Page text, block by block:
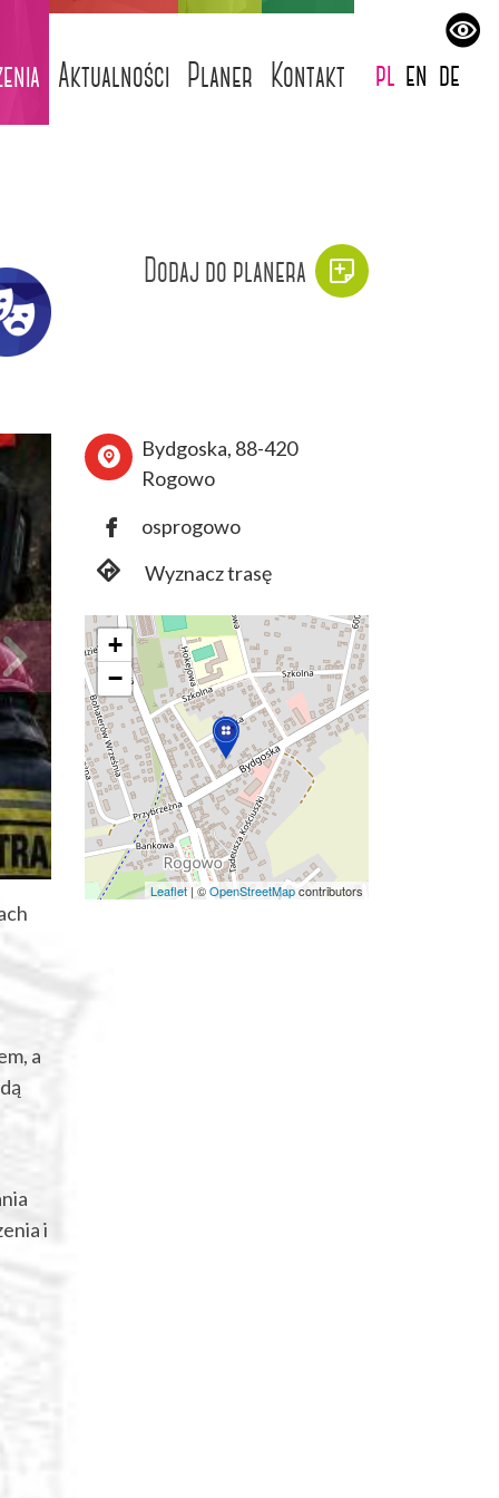
Aktualności Planer Kontakt pl en de
Dodaj do planera
a
i
Bydgoska, 88-420
Rogowo
osprogowo
Wyznacz trasę
+
−
Leaflet |©OpenStreetMapcontributors